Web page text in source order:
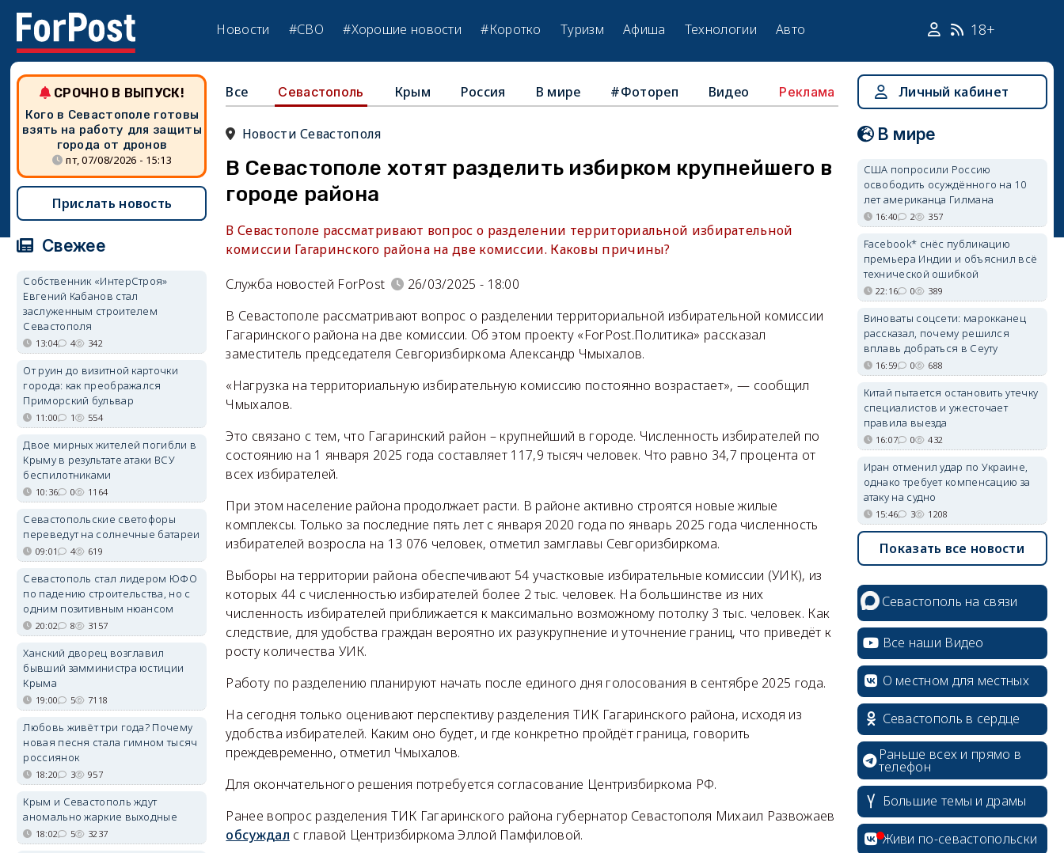
Новости #СВО #Хорошие новости #Коротко Туризм Афиша Технологии Авто 18+
Все Севастополь Крым Россия В мире #Фотореп Видео Реклама
Новости Севастополя
В Севастополе хотят разделить избирком крупнейшего в
городе района
В Севастополе рассматривают вопрос о разделении территориальной избирательной
комиссии Гагаринского района на две комиссии. Каковы причины?
Служба новостей ForPost
26/03/2025 - 18:00
В Севастополе рассматривают вопрос о разделении территориальной избирательной комиссии
Гагаринского района на две комиссии. Об этом проекту «ForPost.Политика» рассказал
заместитель председателя Севгоризбиркома Александр Чмыхалов.
«Нагрузка на территориальную избирательную комиссию постоянно возрастает», — сообщил
Чмыхалов.
Это связано с тем, что Гагаринский район – крупнейший в городе. Численность избирателей по
состоянию на 1 января 2025 года составляет 117,9 тысяч человек. Что равно 34,7 процента от
всех избирателей.
При этом население района продолжает расти. В районе активно строятся новые жилые
комплексы. Только за последние пять лет с января 2020 года по январь 2025 года численность
избирателей возросла на 13 076 человек, отметил замглавы Севгоризбиркома.
Выборы на территории района обеспечивают 54 участковые избирательные комиссии (УИК), из
которых 44 с численностью избирателей более 2 тыс. человек. На большинстве из них
численность избирателей приближается к максимально возможному потолку 3 тыс. человек. Как
следствие, для удобства граждан вероятно их разукрупнение и уточнение границ, что приведёт к
росту количества УИК.
Работу по разделению планируют начать после единого дня голосования в сентябре 2025 года.
На сегодня только оценивают перспективу разделения ТИК Гагаринского района, исходя из
удобства избирателей. Каким оно будет, и где конкретно пройдёт граница, говорить
преждевременно, отметил Чмыхалов.
Для окончательного решения потребуется согласование Центризбиркома РФ.
Ранее вопрос разделения ТИК Гагаринского района губернатор Севастополя Михаил Развожаев
обсуждал с главой Центризбиркома Эллой Памфиловой.
СРОЧНО В ВЫПУСК!
Кого в Севастополе готовы
взять на работу для защиты
города от дронов
пт, 07/08/2026 - 15:13
Прислать новость
Свежее
Собственник «ИнтерСтроя»
Евгений Кабанов стал
заслуженным строителем
Севастополя
13:04 4 342
От руин до визитной карточки
города: как преображался
Приморский бульвар
11:00 1 554
Двое мирных жителей погибли в
Крыму в результате атаки ВСУ
беспилотниками
10:36 0 1164
Севастопольские светофоры
переведут на солнечные батареи
09:01 4 619
Севастополь стал лидером ЮФО
по падению строительства, но с
одним позитивным нюансом
20:02 8 3157
Ханский дворец возглавил
бывший замминистра юстиции
Крыма
19:00 5 7118
Любовь живёт три года? Почему
новая песня стала гимном тысяч
россиянок
18:20 3 957
Крым и Севастополь ждут
аномально жаркие выходные
18:02 5 3237
Личный кабинет
В мире
США попросили Россию
освободить осуждённого на 10
лет американца Гилмана
16:40 2 357
Facebook* снёс публикацию
премьера Индии и объяснил всё
технической ошибкой
22:16 0 389
Виноваты соцсети: марокканец
рассказал, почему решился
вплавь добраться в Сеуту
16:59 0 688
Китай пытается остановить утечку
специалистов и ужесточает
правила выезда
16:07 0 432
Иран отменил удар по Украине,
однако требует компенсацию за
атаку на судно
15:46 3 1208
Показать все новости
Севастополь на связи
Все наши Видео
О местном для местных
Севастополь в сердце
Раньше всех и прямо в
телефон
Большие темы и драмы
Живи по-севастопольски
erid: 2SDnjcrDNw6